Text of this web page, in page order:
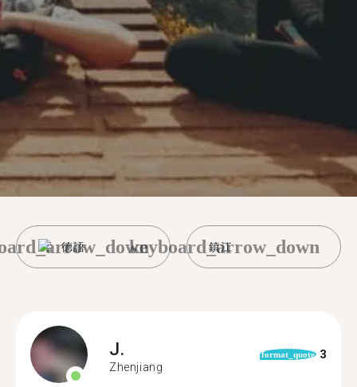
德語 鎮江
keyboard_arrow_down
J.
Zhenjiang
format_quote 3